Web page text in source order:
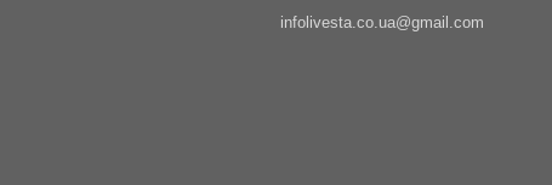
infolivesta.co.ua@gmail.com